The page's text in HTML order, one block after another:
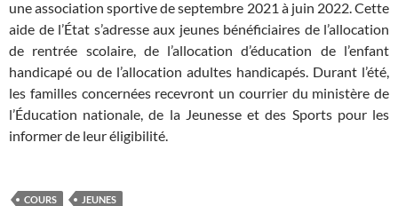
une association sportive de septembre 2021 à juin 2022. Cette
aide de l’État s’adresse aux jeunes bénéficiaires de l’allocation
de rentrée scolaire, de l’allocation d’éducation de l’enfant
handicapé ou de l’allocation adultes handicapés. Durant l’été,
les familles concernées recevront un courrier du ministère de
l’Éducation nationale, de la Jeunesse et des Sports pour les
informer de leur éligibilité.
COURS JEUNES